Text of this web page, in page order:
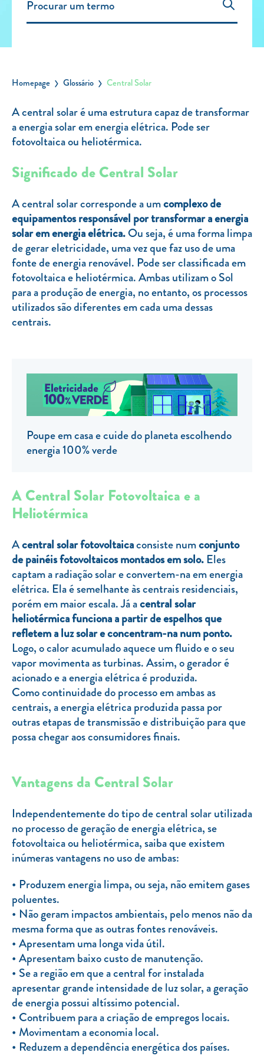
Carregar Fora de Casa
Leituras
Sobre nós
Contactos
FAQ
Blog
Mais informações
SERVIÇOS
ROTULAGEM
JUNTE-SE A NÓS
TARIFA SOCIAL
APP MOBILE
CONTADORES ELÉTRICOS
PRÉMIOS
EFICIÊNCIA ENERGÉTICA
FRAUDE E SEGURANÇA
Preços de referência
Política de privacidade
Livro de reclamações
Clientes prioritários
Resolução alternativa de litígios
Homepage Glossário Central Solar
A central solar é uma estrutura capaz de transformar
a energia solar em energia elétrica. Pode ser
fotovoltaica ou heliotérmica.
Significado de Central Solar
A central solar corresponde a umcomplexo de
equipamentos responsável por transformar a energia
solar em energia elétrica.Ou seja, é uma forma limpa
de gerar eletricidade, uma vez que faz uso de uma
fonte de energia renovável. Pode ser classificada em
fotovoltaica e heliotérmica. Ambas utilizam o Sol
para a produção de energia, no entanto, os processos
utilizados são diferentes em cada uma dessas
centrais.
Poupe em casa e cuide do planeta escolhendo
energia 100% verde
A Central Solar Fotovoltaica e a
Heliotérmica
Acentral solar fotovoltaicaconsiste numconjunto
de painéis fotovoltaicos montados em solo. Eles
captam a radiação solar e convertem-na em energia
elétrica. Ela é semelhante às centrais residenciais,
porém em maior escala. Já acentral solar
heliotérmica funciona a partir de espelhos que
refletem a luz solar e concentram-na num ponto.
Logo, o calor acumulado aquece um fluido e o seu
vapor movimenta as turbinas. Assim, o gerador é
acionado e a energia elétrica é produzida.
Como continuidade do processo em ambas as
centrais, a energia elétrica produzida passa por
outras etapas de transmissão e distribuição para que
possa chegar aos consumidores finais.
Vantagens da Central Solar
Independentemente do tipo de central solar utilizada
no processo de geração de energia elétrica, se
fotovoltaica ou heliotérmica, saiba que existem
inúmeras vantagens no uso de ambas:
Produzem energia limpa, ou seja, não emitem gases
poluentes.
Não geram impactos ambientais, pelo menos não da
mesma forma que as outras fontes renováveis.
Apresentam uma longa vida útil.
Apresentam baixo custo de manutenção.
Se a região em que a central for instalada
apresentar grande intensidade de luz solar, a geração
de energia possui altíssimo potencial.
Contribuem para a criação de empregos locais.
Movimentam a economia local.
Reduzem a dependência energética dos países.